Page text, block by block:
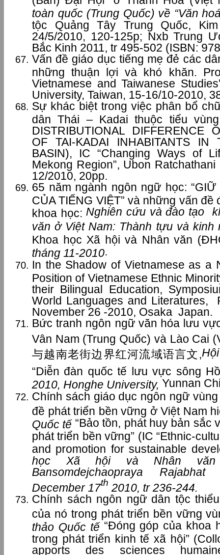
toàn quốc (Trung Quốc) về “Văn
tộc Quảng Tây Trung Quốc,
24/5/2010, 120-125p; Nxb Trung
Bắc Kinh 2011, tr 495-502 (ISBN:
Vấn đề giáo dục tiếng mẹ đẻ các
những thuận lợi và khó khăn.
Vietnamese and Taiwanese
University, Taiwan, 15-16/10-2010,
Sự khác biệt trong việc phân bổ
dân Thái – Kadai thuộc tiểu
DISTRIBUTIONAL DIFFERENCE
OF TAI-KADAI INHABITANTS IN
BASIN), IC “Changing Ways of
Mekong Region”, Ubon Ratchathani
12/2010, 20pp.
65 năm ngành ngôn ngữ học:
CỦA TIẾNG VIỆT” và những vấn đề
khoa học: Nghiên cứu và đào tạo
văn ở Việt Nam: Thành tựu và kinh
Khoa học Xã hội và Nhân văn
tháng 11-2010.
In the Shadow of Vietnamese as a
Position of Vietnamese Ethnic
their Bilingual Education,
World Languages and Literatures,
November 26 -2010, Osaka Japan.
Bức tranh ngôn ngữ văn hóa lưu
Vân Nam (Trung Quốc) và Lào Cai
与越南老街边界红河流域语言文,
“Diễn đàn quốc tế lưu vực sông
2010, Honghe University, Yunnan
Chính sách giáo dục ngôn ngữ
đề phát triển bền vững ở Việt Nam
Quốc tế“Bảo tồn, phát huy bản sắc
phát triển bền vững” (IC “Ethnic-
and promotion for sustainable
học Xã hội và Nhân văn
Bansomdejchaopraya
December 17th 2010, tr 236-244.
Chính sách ngôn ngữ dân tộc
của nó trong phát triển bền vững
thảo Quốc tế“Đóng góp của khoa
trong phát triển kinh tế xã hội”
apports des sciences